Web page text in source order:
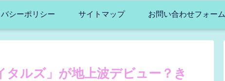
シーポリシー サイトマップ お問い合わせフォーム
ルズ」が地上波デビュー？き